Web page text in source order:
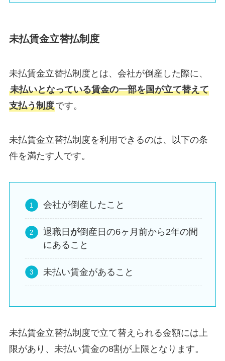
未払賃金立替払制度
未払賃金立替払制度とは、会社が倒産した際に、
未払いとなっている賃金の一部を国が立て替えて
支払う制度です。
未払賃金立替払制度を利用できるのは、以下の条
件を満たす人です。
会社が倒産したこと
退職日 が倒産日の6ヶ月前から2年の間
にあること
未払い賃金があること
未払賃金立替払制度で立て替えられる金額には上
限があり、未払い賃金の8割が上限となります。